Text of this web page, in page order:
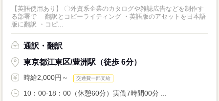
【英語使用あり】 〇外資系企業のカタログや雑誌広告などを制作す
る部署で 翻訳とコピーライティング ・英語版のアセットを日本語
版に翻訳 ・コピ...
通訳・翻訳
東京都江東区/豊洲駅（徒歩 6分）
時給2,000円～ 交通費一部支給
10：00-18：00（休憩60分）実働7時間00分 ...